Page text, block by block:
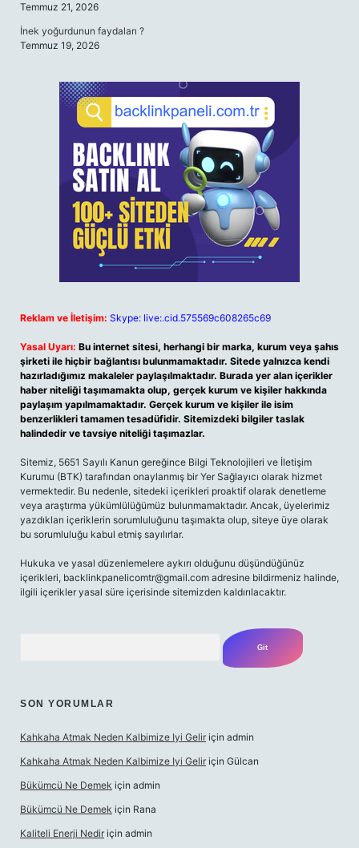
Temmuz 21, 2026
İnek yoğurdunun faydaları ?
Temmuz 19, 2026
Reklam ve İletişim: Skype: live:.cid.575569c608265c69
Yasal Uyarı: Bu internet sitesi, herhangi bir marka, kurum veya şahıs
şirketi ile hiçbir bağlantısı bulunmamaktadır. Sitede yalnızca kendi
hazırladığımız makaleler paylaşılmaktadır. Burada yer alan içerikler
haber niteliği taşımamakta olup, gerçek kurum ve kişiler hakkında
paylaşım yapılmamaktadır. Gerçek kurum ve kişiler ile isim
benzerlikleri tamamen tesadüfidir. Sitemizdeki bilgiler taslak
halindedir ve tavsiye niteliği taşımazlar.
Sitemiz, 5651 Sayılı Kanun gereğince Bilgi Teknolojileri ve İletişim
Kurumu (BTK) tarafından onaylanmış bir Yer Sağlayıcı olarak hizmet
vermektedir. Bu nedenle, sitedeki içerikleri proaktif olarak denetleme
veya araştırma yükümlülüğümüz bulunmamaktadır. Ancak, üyelerimiz
yazdıkları içeriklerin sorumluluğunu taşımakta olup, siteye üye olarak
bu sorumluluğu kabul etmiş sayılırlar.
Hukuka ve yasal düzenlemelere aykırı olduğunu düşündüğünüz
içerikleri, backlinkpanelicomtr@gmail.com adresine bildirmeniz halinde,
ilgili içerikler yasal süre içerisinde sitemizden kaldırılacaktır.
SON YORUMLAR
Kahkaha Atmak Neden Kalbimize Iyi Gelir için admin
Kahkaha Atmak Neden Kalbimize Iyi Gelir için Gülcan
Bükümcü Ne Demek için admin
Bükümcü Ne Demek için Rana
Kaliteli Enerji Nedir için admin